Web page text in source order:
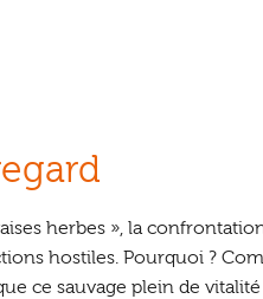
herbes », la
hostiles. Pourquoi ?
ce sauvage plein de